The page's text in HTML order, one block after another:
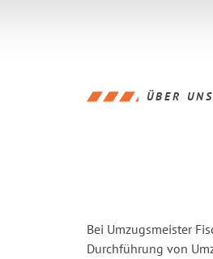
ÜBER UNS
Bei Umzugsmeister
Durchführung von